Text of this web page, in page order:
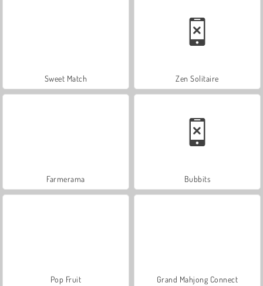
Sweet Match Zen Solitaire
Farmerama Bubbits
Pop Fruit Grand Mahjong Connect